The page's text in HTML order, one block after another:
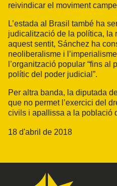
reivindicar el moviment
L’estada al Brasil també ha
judicalització de la política, la
aquest sentit, Sánchez ha
neoliberalisme i
l’organització popular “fins
polític del poder judicial”.
Per altra banda, la diputada
que no permet l’exercici del
civils i apallissa a la població
18 d'abril de 2018